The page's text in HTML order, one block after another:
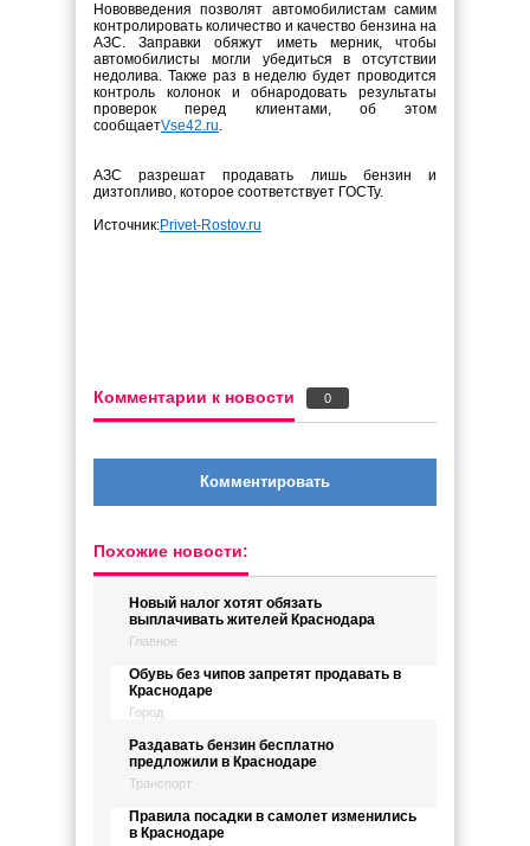
Нововведения позволят автомобилистам самим
контролировать количество и качество бензина на
АЗС. Заправки обяжут иметь мерник, чтобы
автомобилисты могли убедиться в отсутствии
недолива. Также раз в неделю будет проводится
контроль колонок и обнародовать результаты
проверок перед клиентами, об этом
сообщаетVse42.ru.
АЗС разрешат продавать лишь бензин и
дизтопливо, которое соответствует ГОСТу.
Источник:Privet-Rostov.ru
Комментарии к новости 0
Комментировать
Похожие новости:
Новый налог хотят обязать
выплачивать жителей Краснодара
Главное
Обувь без чипов запретят продавать в
Краснодаре
Город
Раздавать бензин бесплатно
предложили в Краснодаре
Транспорт
Правила посадки в самолет изменились
в Краснодаре